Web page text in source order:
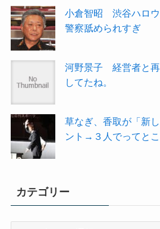
小倉智昭 渋谷ハロ
警察舐められすぎ
河野景子 経営者と
してたね。
草なぎ、香取が「新
ント→３人でってとこ
カテゴリー